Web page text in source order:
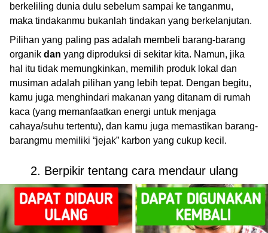
berkeliling dunia dulu sebelum sampai ke tanganmu,
maka tindakanmu bukanlah tindakan yang berkelanjutan.
Pilihan yang paling pas adalah membeli barang-barang
organik dan yang diproduksi di sekitar kita. Namun, jika
hal itu tidak memungkinkan, memilih produk lokal dan
musiman adalah pilihan yang lebih tepat. Dengan begitu,
kamu juga menghindari makanan yang ditanam di rumah
kaca (yang memanfaatkan energi untuk menjaga
cahaya/suhu tertentu), dan kamu juga memastikan barang-
barangmu memiliki “jejak” karbon yang cukup kecil.
2. Berpikir tentang cara mendaur ulang